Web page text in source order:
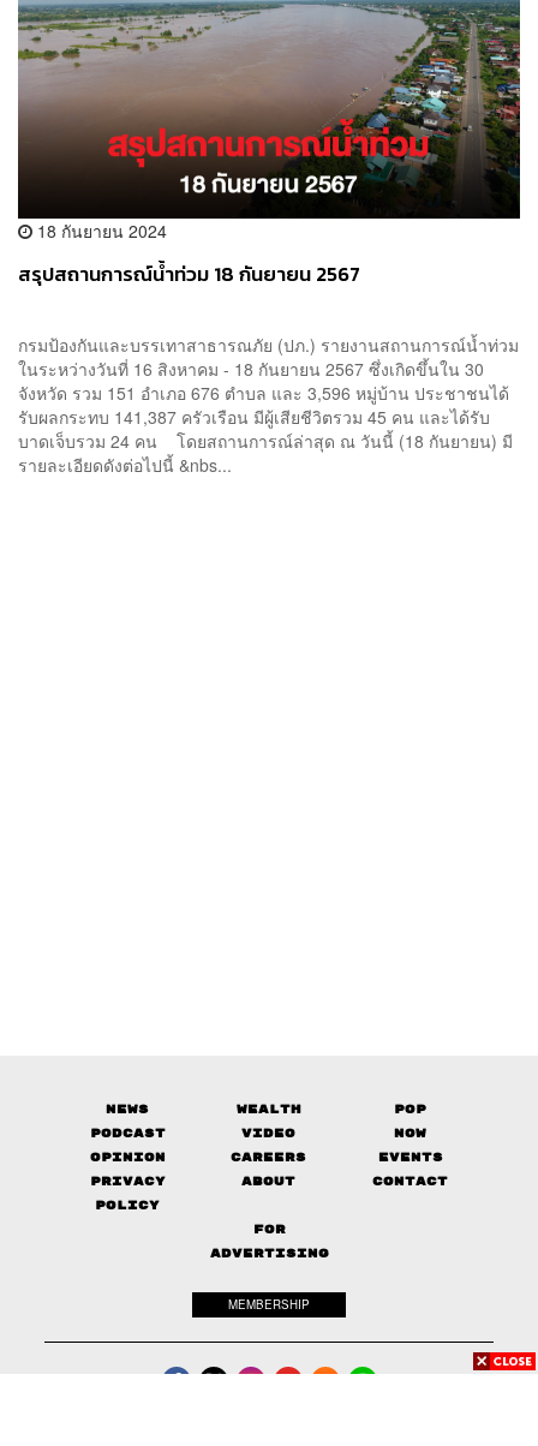
18 กันยายน 2024
สรุปสถานการณ์น้ำท่วม 18 กันยายน 2567
กรมป้องกันและบรรเทาสาธารณภัย (ปภ.) รายงานสถานการณ์น้ำท่วม
ในระหว่างวันที่ 16 สิงหาคม - 18 กันยายน 2567 ซึ่งเกิดขึ้นใน 30
จังหวัด รวม 151 อำเภอ 676 ตำบล และ 3,596 หมู่บ้าน ประชาชนได้
รับผลกระทบ 141,387 ครัวเรือน มีผู้เสียชีวิตรวม 45 คน และได้รับ
บาดเจ็บรวม 24 คน โดยสถานการณ์ล่าสุด ณ วันนี้ (18 กันยายน) มี
รายละเอียดดังต่อไปนี้ &nbs...
News Wealth
Pop
Podcast
Video
Now
Opinion
Careers
Events
Privacy
Policy
About Contact
FOR
ADVERTISING
MEMBERSHIP